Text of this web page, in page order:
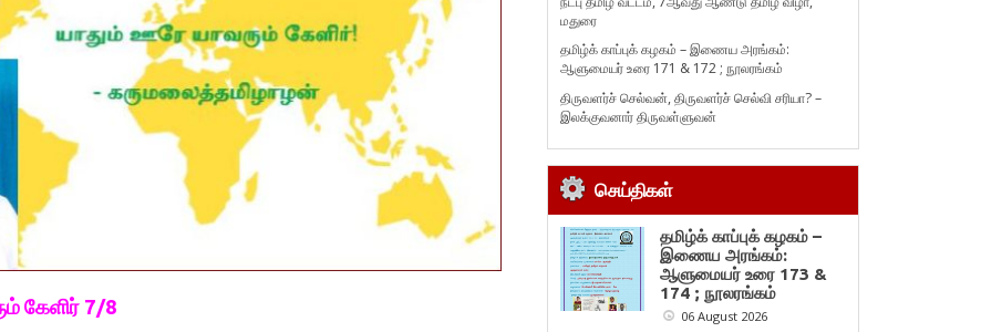
கேளிர்7/8
மதுரை
தமிழ்க் காப்புக் கழகம் – இணைய அரங்கம்:
ஆளுமையர் உரை 171 & 172 ; நூலரங்கம்
திருவளர்ச் செல்வன், திருவளர்ச் செல்வி சரியா? –
இலக்குவனார் திருவள்ளுவன்
செய்திகள்
தமிழ்க் காப்புக் கழகம் –
இணைய அரங்கம்:
ஆளுமையர் உரை 173 &
174 ; நூலரங்கம்
06 August 2026